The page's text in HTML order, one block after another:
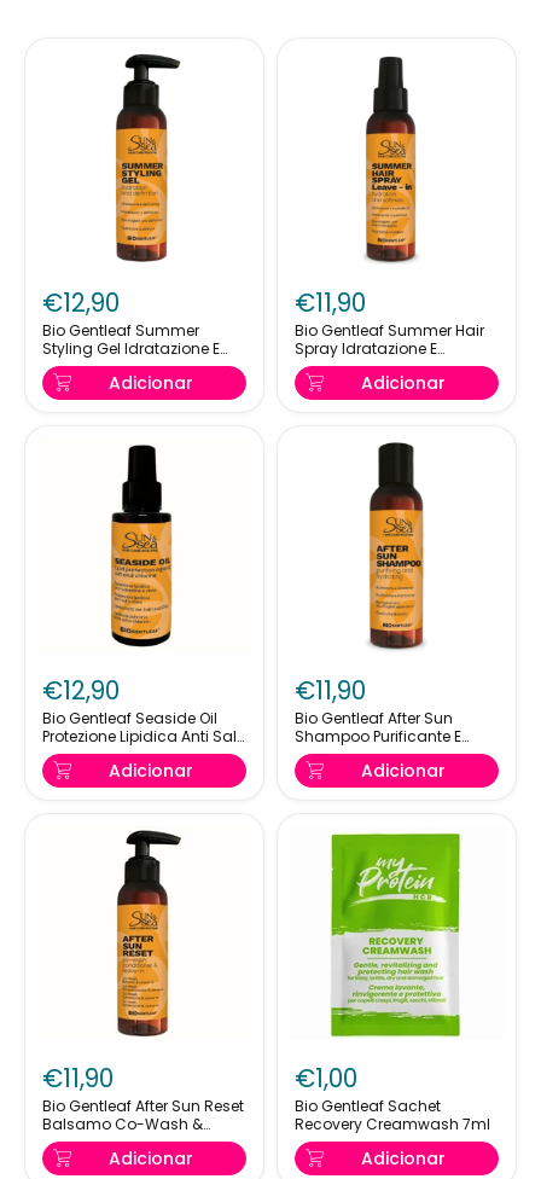
tecnologia "verde" avançada.
Gentleaf
Summer
Styling
Gel
Idratazione
E
€12,90
Bio Gentleaf Summer
Styling Gel Idratazione E
Definizione 100ml
Adicionar
Gentleaf
Summer
Hair
Spray
Idratazione
E
€11,90
Bio Gentleaf Summer Hair
Spray Idratazione E
Morbidezza 100ml
Adicionar
Gentleaf
Seaside
Oil
Protezione
Lipidica
Anti
€12,90
Bio Gentleaf Seaside Oil
Protezione Lipidica Anti Sale
E Cloro 50ml
Adicionar
Gentleaf
After
Sun
Shampoo
Purificante
E
€11,90
Bio Gentleaf After Sun
Shampoo Purificante E
Idratante 100ml
Adicionar
Gentleaf
After
Sun
Reset
Balsamo
Co-
€11,90
Bio Gentleaf After Sun Reset
Balsamo Co-Wash &
Leave In 100ml
Adicionar
Gentleaf
Sachet
Recovery
Creamwash
7ml
€1,00
Bio Gentleaf Sachet
Recovery Creamwash 7ml
Adicionar